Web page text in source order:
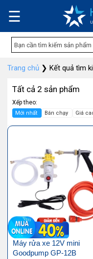
☰
Trang chủ ❯ Kết quả tìm
Tất cả 2 sản phẩm
Xếp theo:
Mới nhất Bán chạy Giá
Máy rửa xe 12V mini
Goodpump GP-12B